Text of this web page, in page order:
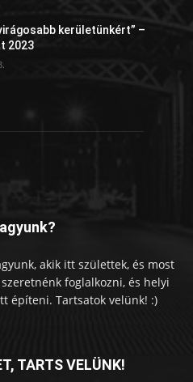
kerületünkért” –
2023
akik itt születtek, és most
foglalkozni, és helyi
építeni. Tartsatok velünk! :)
TARTS VELÜNK!